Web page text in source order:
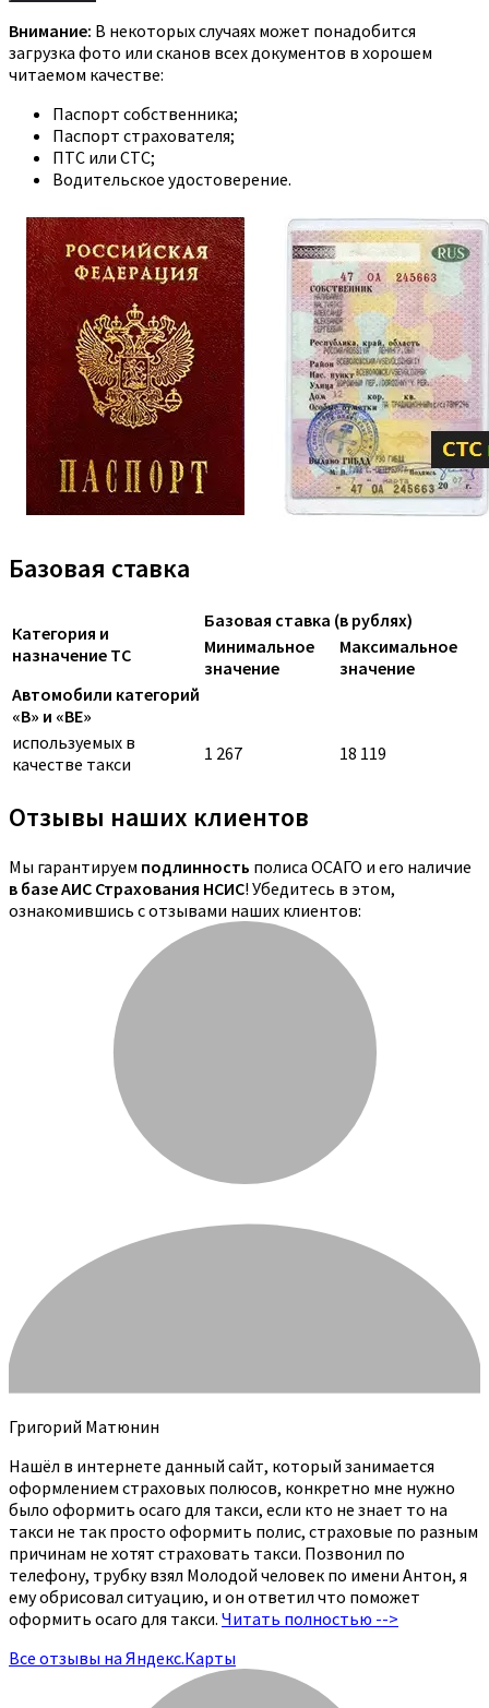
Внимание: В некоторых случаях может понадобится
загрузка фото или сканов всех документов в хорошем
читаемом качестве:
Паспорт собственника;
Паспорт страхователя;
ПТС или СТС;
Водительское удостоверение.
Базовая ставка
Категория и
назначение ТС
Базовая ставка (в рублях)
Минимальное
значение
Максимальное
значение
Автомобили категорий
«B» и «BE»
используемых в
качестве такси
1 267 18 119
Отзывы наших клиентов
Мы гарантируем подлинность полиса ОСАГО и его наличие
в базе АИС Страхования НСИС! Убедитесь в этом,
ознакомившись с отзывами наших клиентов:
Григорий Матюнин
Нашёл в интернете данный сайт, который занимается
оформлением страховых полюсов, конкретно мне нужно
было оформить осаго для такси, если кто не знает то на
такси не так просто оформить полис, страховые по разным
причинам не хотят страховать такси. Позвонил по
телефону, трубку взял Молодой человек по имени Антон, я
ему обрисовал ситуацию, и он ответил что поможет
оформить осаго для такси. Читать полностью -->
Все отзывы на Яндекс.Карты